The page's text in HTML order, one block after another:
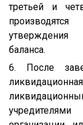
третьей и
утверждения
баланса.
6. После